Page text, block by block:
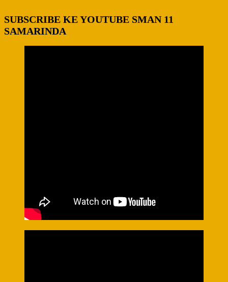
SUBSCRIBE KE YOUTUBE SMAN 11
SAMARINDA